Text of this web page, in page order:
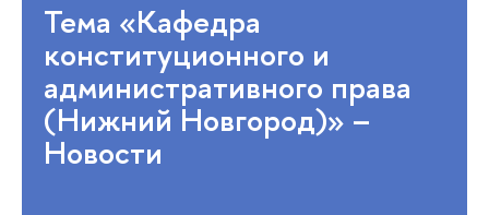
Тема «Кафедра
конституционного и
административного права
(Нижний Новгород)» –
Новости